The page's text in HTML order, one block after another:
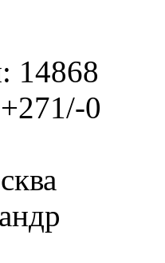
14868
0